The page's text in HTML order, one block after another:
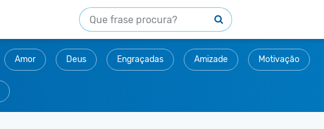
Amor Deus Engraçadas Amizade Motivação